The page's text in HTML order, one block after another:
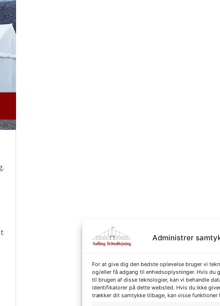
Administrer
For at give dig den bedste oplevelse bruger vi
og/eller få adgang til enhedsoplysninger. Hvis du
til brugen af disse teknologier, kan vi behandle
identifikatorer på dette websted. Hvis du ikke
trækker dit samtykke tilbage, kan visse funktioner